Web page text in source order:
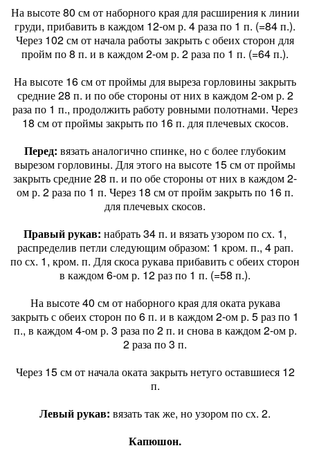
На высоте 80 см от наборного края для расширения к линии
груди, прибавить в каждом 12-ом р. 4 раза по 1 п. (=84 п.).
Через 102 см от начала работы закрыть с обеих сторон для
пройм по 8 п. и в каждом 2-ом р. 2 раза по 1 п. (=64 п.).
На высоте 16 см от проймы для выреза горловины закрыть
средние 28 п. и по обе стороны от них в каждом 2-ом р. 2
раза по 1 п., продолжить работу ровными полотнами. Через
18 см от проймы закрыть по 16 п. для плечевых скосов.
Перед: вязать аналогично спинке, но с более глубоким
вырезом горловины. Для этого на высоте 15 см от проймы
закрыть средние 28 п. и по обе стороны от них в каждом 2-
ом р. 2 раза по 1 п. Через 18 см от пройм закрыть по 16 п.
для плечевых скосов.
Правый рукав: набрать 34 п. и вязать узором по сх. 1,
распределив петли следующим образом: 1 кром. п., 4 рап.
по сх. 1, кром. п. Для скоса рукава прибавить с обеих сторон
в каждом 6-ом р. 12 раз по 1 п. (=58 п.).
На высоте 40 см от наборного края для оката рукава
закрыть с обеих сторон по 6 п. и в каждом 2-ом р. 5 раз по 1
п., в каждом 4-ом р. 3 раза по 2 п. и снова в каждом 2-ом р.
2 раза по 3 п.
Через 15 см от начала оката закрыть нетуго оставшиеся 12
п.
Левый рукав: вязать так же, но узором по сх. 2.
Капюшон.